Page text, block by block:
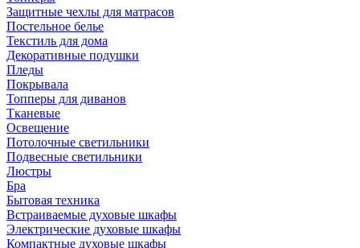
Защитные чехлы для матрасов
Постельное белье
Текстиль для дома
Декоративные подушки
Пледы
Покрывала
Топперы для диванов
Тканевые
Освещение
Потолочные светильники
Подвесные светильники
Люстры
Бра
Бытовая техника
Встраиваемые духовые шкафы
Электрические духовые шкафы
Компактные духовые шкафы